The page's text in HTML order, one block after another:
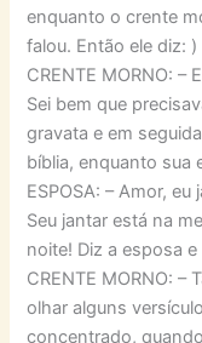
enquanto o crente
falou. Então ele diz: )
CRENTE MORNO: –
Sei bem que
gravata e em
bíblia, enquanto sua
ESPOSA: – Amor, eu
Seu jantar está na
noite! Diz a esposa
CRENTE MORNO: –
olhar alguns
concentrado,